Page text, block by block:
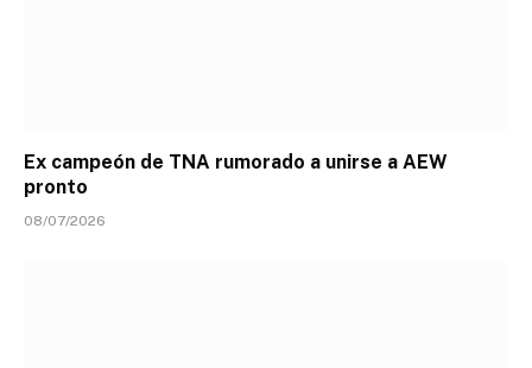
Ex campeón de TNA rumorado a unirse a AEW
pronto
08/07/2026